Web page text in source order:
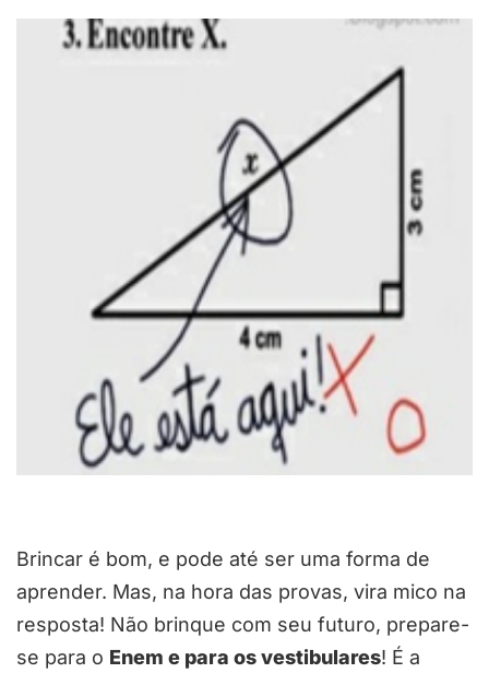
Brincar é bom, e pode até ser uma forma de
aprender. Mas, na hora das provas, vira mico na
resposta! Não brinque com seu futuro, prepare-
se para o Enem e para os vestibulares! É a